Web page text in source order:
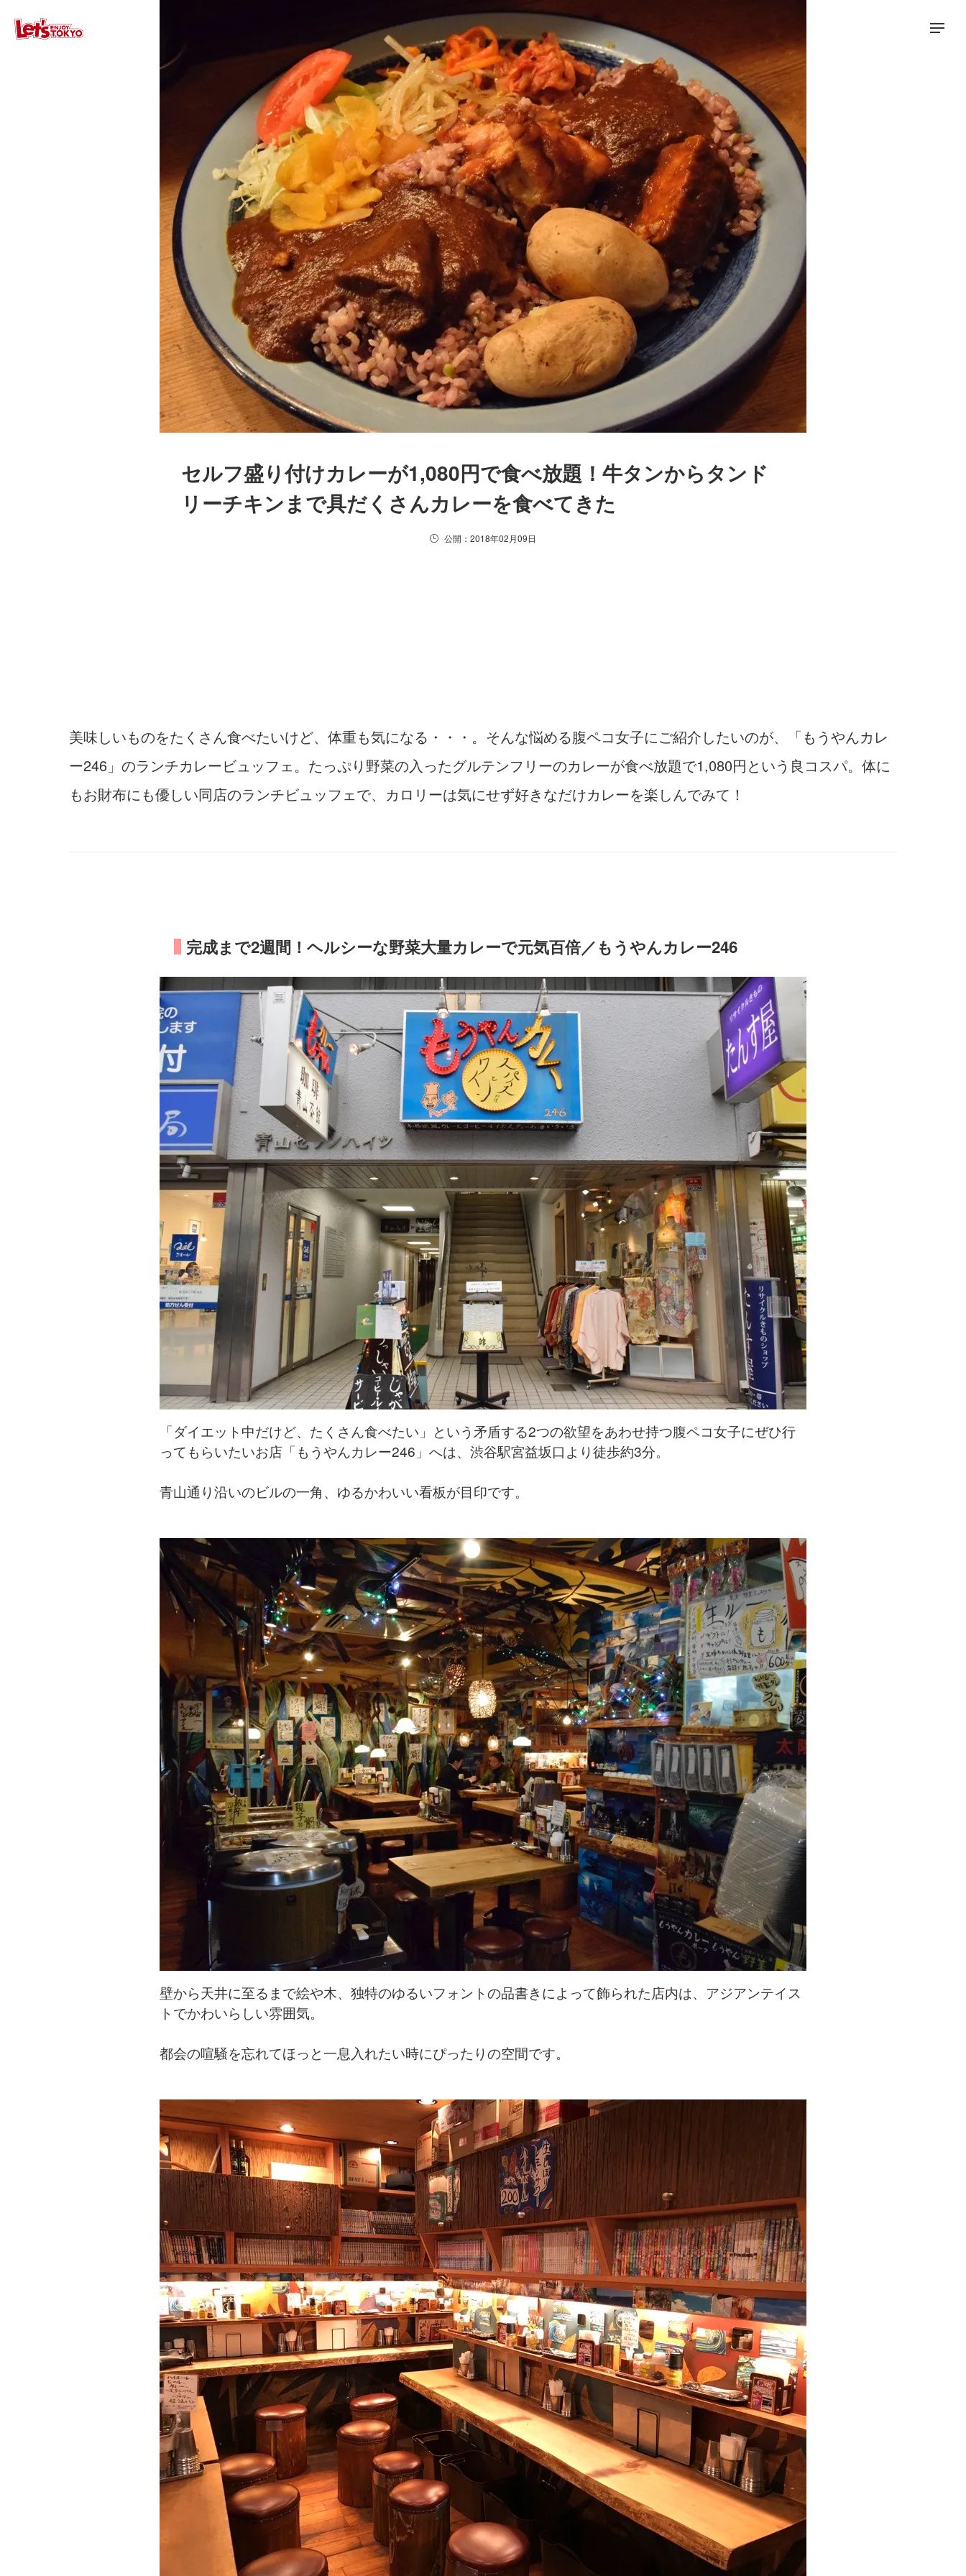
セルフ盛り付けカレーが1,080円で食べ放題！牛タンからタンド
リーチキンまで具だくさんカレーを食べてきた
公開：2018年02月09日
美味しいものをたくさん食べたいけど、体重も気になる・・・。そんな悩める腹ペコ女子にご紹介したいのが、「もうやんカレ
ー246」のランチカレービュッフェ。たっぷり野菜の入ったグルテンフリーのカレーが食べ放題で1,080円という良コスパ。体に
もお財布にも優しい同店のランチビュッフェで、カロリーは気にせず好きなだけカレーを楽しんでみて！
完成まで2週間！ヘルシーな野菜大量カレーで元気百倍／もうやんカレー246
「ダイエット中だけど、たくさん食べたい」という矛盾する2つの欲望をあわせ持つ腹ペコ女子にぜひ行
ってもらいたいお店「もうやんカレー246」へは、渋谷駅宮益坂口より徒歩約3分。
青山通り沿いのビルの一角、ゆるかわいい看板が目印です。
壁から天井に至るまで絵や木、独特のゆるいフォントの品書きによって飾られた店内は、アジアンテイス
トでかわいらしい雰囲気。
都会の喧騒を忘れてほっと一息入れたい時にぴったりの空間です。